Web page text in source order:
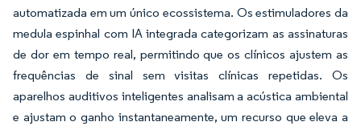
automatizada em um único ecossistema. Os estimuladores da
medula espinhal com IA integrada categorizam as assinaturas
de dor em tempo real, permitindo que os clínicos ajustem as
frequências de sinal sem visitas clínicas repetidas. Os
aparelhos auditivos inteligentes analisam a acústica ambiental
e ajustam o ganho instantaneamente, um recurso que eleva a